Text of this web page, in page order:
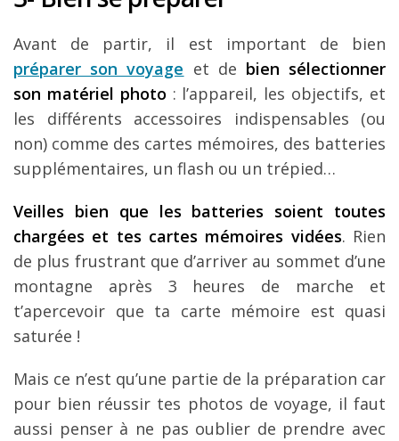
Avant de partir, il est important de bien
préparer son voyage et de bien sélectionner
son matériel photo : l’appareil, les objectifs, et
les différents accessoires indispensables (ou
non) comme des cartes mémoires, des batteries
supplémentaires, un flash ou un trépied…
Veilles bien que les batteries soient toutes
chargées et tes cartes mémoires vidées. Rien
de plus frustrant que d’arriver au sommet d’une
montagne après 3 heures de marche et
t’apercevoir que ta carte mémoire est quasi
saturée !
Mais ce n’est qu’une partie de la préparation car
pour bien réussir tes photos de voyage, il faut
aussi penser à ne pas oublier de prendre avec